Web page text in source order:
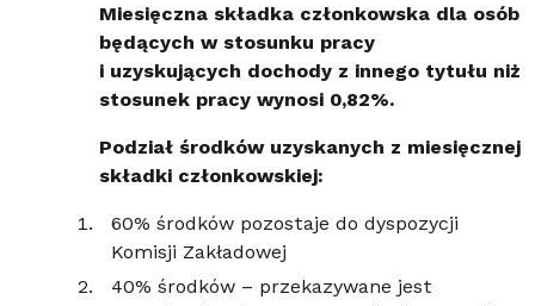
Miesięczna składka członkowska dla osób
będących w stosunku pracy
i uzyskujących dochody z innego tytułu niż
stosunek pracy wynosi 0,82%.
Podział środków uzyskanych z miesięcznej
składki członkowskiej:
60% środków pozostaje do dyspozycji
Komisji Zakładowej
40% środków – przekazywane jest